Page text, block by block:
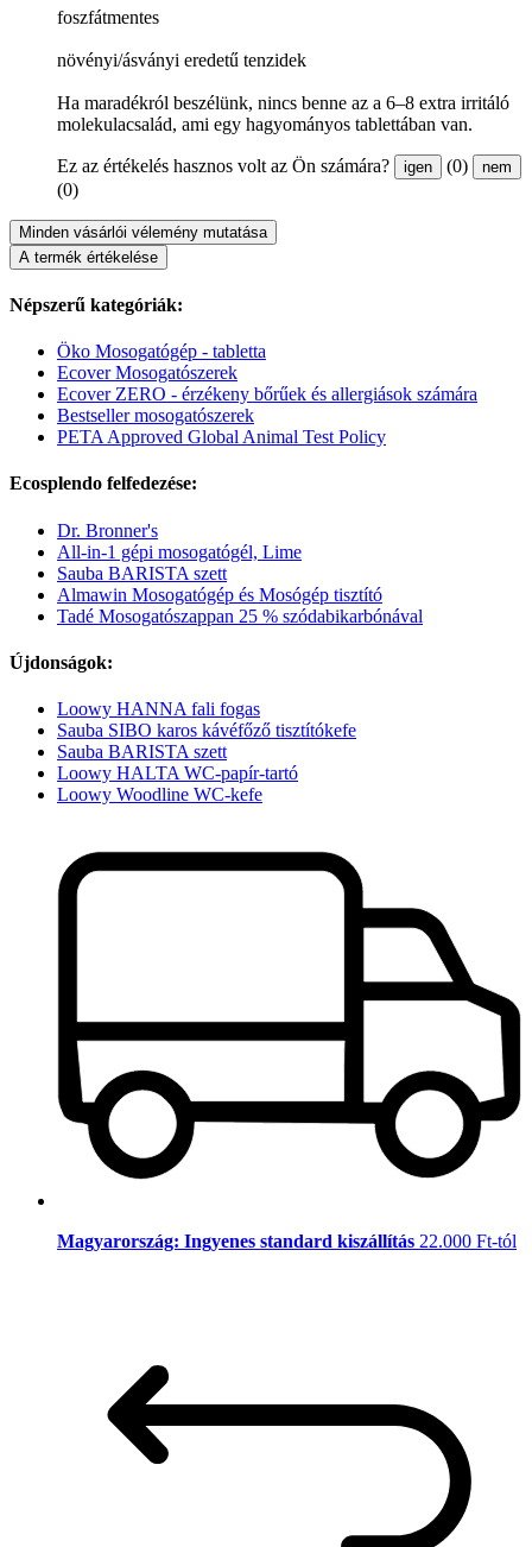
foszfátmentes
növényi/ásványi eredetű tenzidek
Ha maradékról beszélünk, nincs benne az a 6–8 extra irritáló
molekulacsalád, ami egy hagyományos tablettában van.
Ez az értékelés hasznos volt az Ön számára? igen (0) nem
(0)
Minden vásárlói vélemény mutatása
A termék értékelése
Népszerű kategóriák:
Öko Mosogatógép - tabletta
Ecover Mosogatószerek
Ecover ZERO - érzékeny bőrűek és allergiások számára
Bestseller mosogatószerek
PETA Approved Global Animal Test Policy
Ecosplendo felfedezése:
Dr. Bronner's
All-in-1 gépi mosogatógél, Lime
Sauba BARISTA szett
Almawin Mosogatógép és Mosógép tisztító
Tadé Mosogatószappan 25 % szódabikarbónával
Újdonságok:
Loowy HANNA fali fogas
Sauba SIBO karos kávéfőző tisztítókefe
Sauba BARISTA szett
Loowy HALTA WC-papír-tartó
Loowy Woodline WC-kefe
Magyarország: Ingyenes standard kiszállítás 22.000 Ft-tól